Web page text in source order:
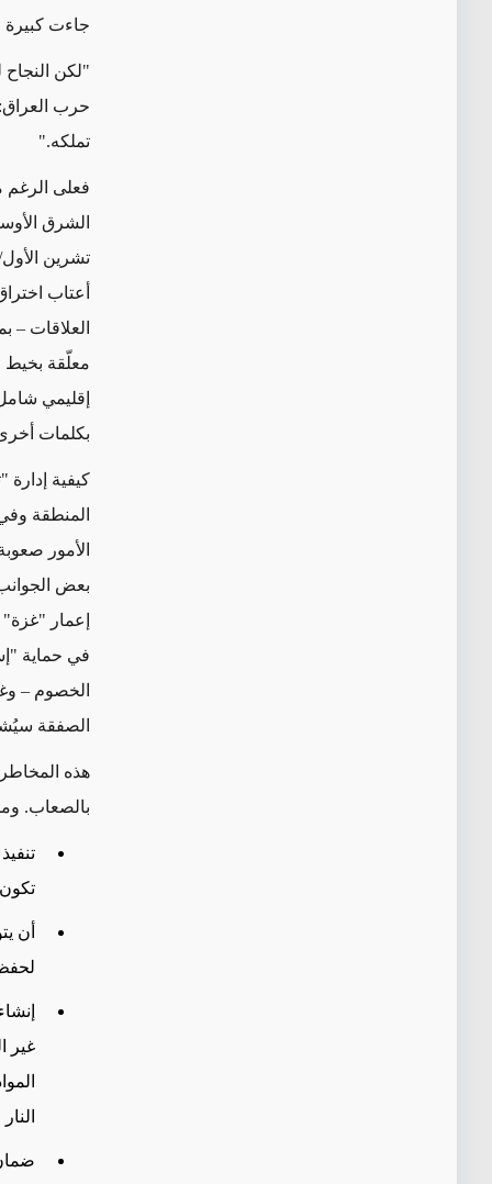
جاءت كبيرة
"لكن
حرب العراق
تملكه."
فعلى الرغم
أعتاب
العلاقات –
معلّقة
إقليمي
بكلمات
كيفية
المنطقة
الأمور
بعض
إعمار "غزة"
في حماية
الخصوم –
الصفقة
هذه
بالصعاب.
أن
غير